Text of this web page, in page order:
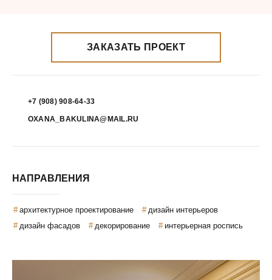
ЗАКАЗАТЬ ПРОЕКТ
+7 (908) 908-64-33
OXANA_BAKULINA@MAIL.RU
НАПРАВЛЕНИЯ
архитектурное проектирование
дизайн интерьеров
дизайн фасадов
декорирование интерьерная роспись